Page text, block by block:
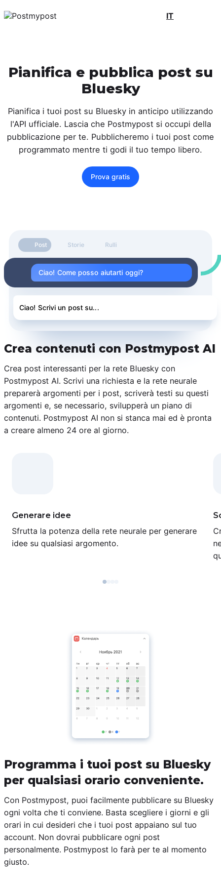
IT
Pianifica e pubblica post su
Bluesky
Pianifica i tuoi post su Bluesky in anticipo utilizzando
l'API ufficiale. Lascia che Postmypost si occupi della
pubblicazione per te. Pubblicheremo i tuoi post come
programmato mentre ti godi il tuo tempo libero.
Prova gratis
Post Storie Rulli
Ciao! Come posso aiutarti oggi?
Ciao! Scrivi un post su...
Crea contenuti con Postmypost AI
Crea post interessanti per la rete Bluesky con
Postmypost AI. Scrivi una richiesta e la rete neurale
preparerà argomenti per i post, scriverà testi su questi
argomenti e, se necessario, svilupperà un piano di
contenuti. Postmypost AI non si stanca mai ed è pronta
a creare almeno 24 ore al giorno.
Generare idee
Sfrutta la potenza della rete neurale per generare
idee su qualsiasi argomento.
Programma i tuoi post su Bluesky
per qualsiasi orario conveniente.
Con Postmypost, puoi facilmente pubblicare su Bluesky
ogni volta che ti conviene. Basta scegliere i giorni e gli
orari in cui desideri che i tuoi post appaiano sul tuo
account. Non dovrai pubblicare ogni post
personalmente. Postmypost lo farà per te al momento
giusto.